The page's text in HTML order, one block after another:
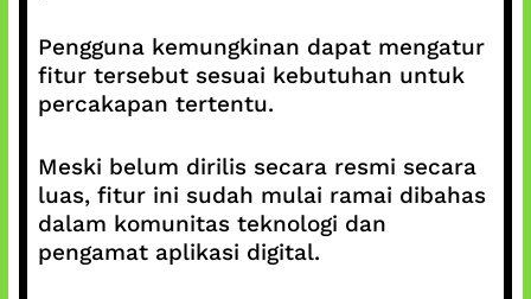
Pengguna kemungkinan dapat mengatur
fitur tersebut sesuai kebutuhan untuk
percakapan tertentu.
Meski belum dirilis secara resmi secara
luas, fitur ini sudah mulai ramai dibahas
dalam komunitas teknologi dan
pengamat aplikasi digital.